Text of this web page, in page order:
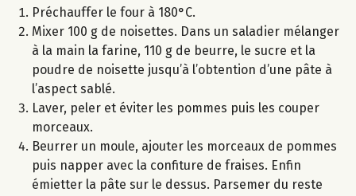
Préchauffer le four à 180°C.
Mixer 100 g de noisettes. Dans un saladier mélanger
à la main la farine, 110 g de beurre, le sucre et la
poudre de noisette jusqu’à l’obtention d’une pâte à
l’aspect sablé.
Laver, peler et éviter les pommes puis les couper
morceaux.
Beurrer un moule, ajouter les morceaux de pommes
puis napper avec la confiture de fraises. Enfin
émietter la pâte sur le dessus. Parsemer du reste